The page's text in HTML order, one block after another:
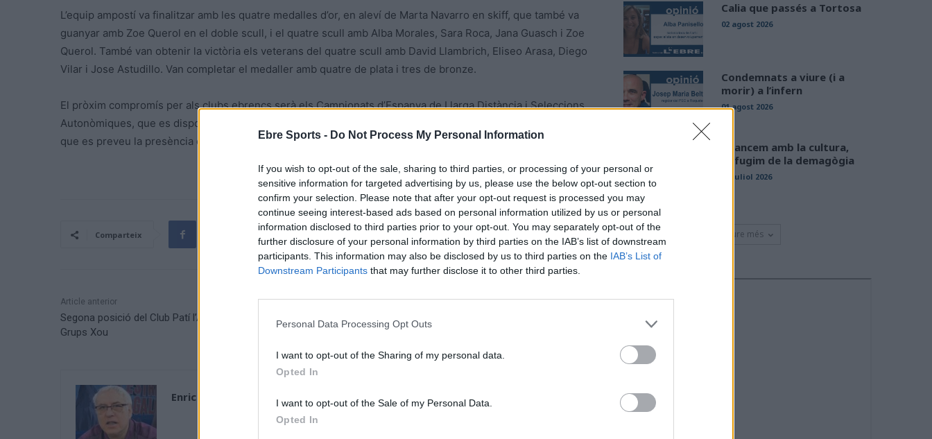
Ebre Sports - Do Not Process My Personal Information
If you wish to opt-out of the sale, sharing to third parties, or processing of your personal or
sensitive information for targeted advertising by us, please use the below opt-out section to
confirm your selection. Please note that after your opt-out request is processed you may
continue seeing interest-based ads based on personal information utilized by us or personal
information disclosed to third parties prior to your opt-out. You may separately opt-out of the
further disclosure of your personal information by third parties on the IAB’s list of downstream
participants. This information may also be disclosed by us to third parties on the IAB’s List of
Downstream Participants that may further disclose it to other third parties.
Personal Data Processing Opt Outs
I want to opt-out of the Sharing of my personal data.
Opted In
I want to opt-out of the Sale of my Personal Data.
Opted In
L’equip ampostí va finalitzar amb les quatre medalles d’or, en aleví de Marta Navarro en skiff, que també va
guanyar amb Zoe Querol en el doble scull, i el quatre scull amb Alba Morales, Sara Roca, Jana Guasch i Zoe
Querol. També van obtenir la victòria els veterans del quatre scull amb David Llambrich, Eliseo Arasa, Diego
Vilar i Jose Astudillo. Van completar el medaller amb quatre de plata i tres de bronze.
El pròxim compromís per als clubs ebrencs serà els Campionats d’Espanya de Llarga Distància i Seleccions
Autonòmiques, que es disposaran el pròxim cap de setmana a la població gallega de Castrelo de Miño, en la
que es preveu la presència de més d’un miler de participants.
Comparteix
Article anterior
Segona posició del Club Patí l’Aldea al territorial de
Grups Xou
Article següent
Empat del CE Amposta a Vilafranca a la Segona Divisió
Enric Alguero
Calia que passés a Tortosa
02 agost 2026
Condemnats a viure (i a
morir) a l’infern
01 agost 2026
Avancem amb la cultura,
defugim de la demagògia
31 juliol 2026
Veure més